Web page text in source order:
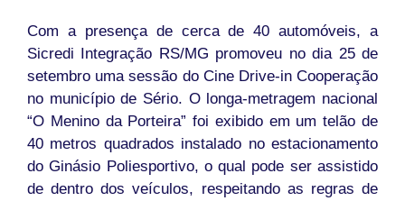
Com a presença de cerca de 40 automóveis, a
Sicredi Integração RS/MG promoveu no dia 25 de
setembro uma sessão do Cine Drive-in Cooperação
no município de Sério. O longa-metragem nacional
“O Menino da Porteira” foi exibido em um telão de
40 metros quadrados instalado no estacionamento
do Ginásio Poliesportivo, o qual pode ser assistido
de dentro dos veículos, respeitando as regras de